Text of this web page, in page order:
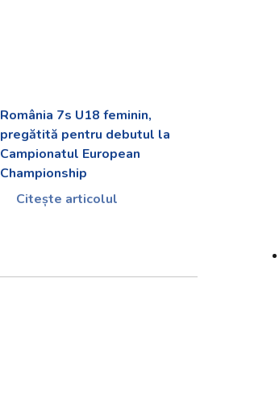
România 7s U18 feminin,
pregătită pentru debutul la
Campionatul European
Championship
Citește articolul